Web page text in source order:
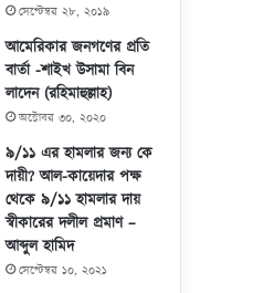
সেপ্টেম্বর ২৮, ২০১৯
আমেরিকার জনগণের প্রতি
বার্তা -শাইখ উসামা বিন
লাদেন (রহিমাহুল্লাহ)
অক্টোবর ৩০, ২০২০
৯/১১ এর হামলার জন্য কে
দায়ী? আল-কায়েদার পক্ষ
থেকে ৯/১১ হামলার দায়
স্বীকারের দলীল প্রমাণ –
আব্দুল হামিদ
সেপ্টেম্বর ১০, ২০২১